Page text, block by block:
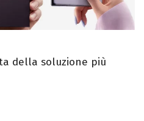
della soluzione più